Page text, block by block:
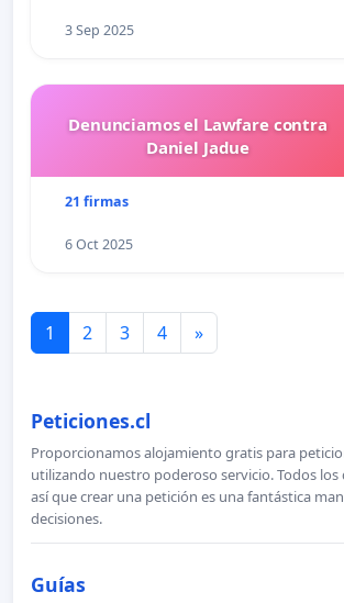
3 Sep 2025
Denunciamos el Lawfare contra
Daniel Jadue
21 firmas
6 Oct 2025
1 2 3 4 »
Peticiones.cl
Proporcionamos alojamiento gratis para
utilizando nuestro poderoso servicio. Todos
así que crear una petición es una fantástica
decisiones.
Guías